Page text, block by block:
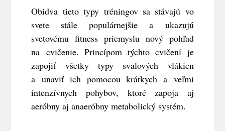
Obidva tieto typy tréningov sa stávajú vo
svete stále populárnejšie a ukazujú
svetovému fitness priemyslu nový pohľad
na cvičenie. Princípom týchto cvičení je
zapojiť všetky typy svalových vlákien
a unaviť ich pomocou krátkych a veľmi
intenzívnych pohybov, ktoré zapoja aj
aeróbny aj anaeróbny metabolický systém.